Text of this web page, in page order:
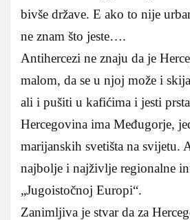
bivše države. E ako to nije
ne znam što jeste….
Antihercezi ne znaju da je
malom, da se u njoj može i
ali i pušiti u kafićima i jesti
Hercegovina ima Međugorje,
marijanskih svetišta na svijetu.
najbolje i najživlje regionalne
„Jugoistočnoj Europi“.
Zanimljiva je stvar da za